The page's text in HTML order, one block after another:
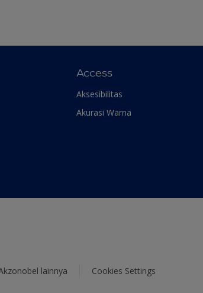
Access
Aksesibilitas
Akurasi Warna
lainnya Cookies Settings